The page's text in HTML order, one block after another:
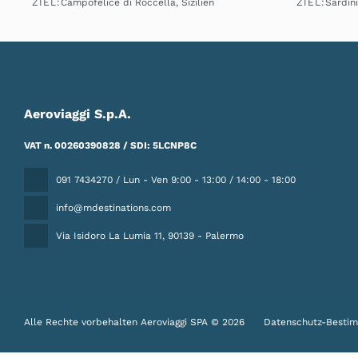
Campofelice di Roccella, Sizilien
Aeroviaggi S.p.A.
VAT n. 00260390828 / SDI: 5LCNP8C
091 7434270 / Lun - Ven 9:00 - 13:00 / 14:00 - 18:00
info@mdestinations.com
Via Isidoro La Lumia 11, 90139 - Palermo
Alle Rechte vorbehalten Aeroviaggi SPA © 2026 Datenschutz-